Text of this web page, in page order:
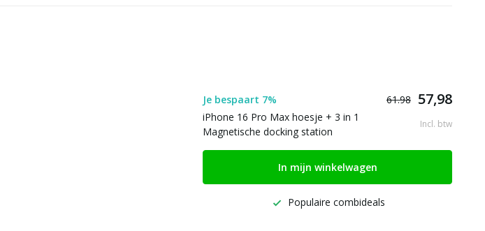
Je bespaart 7% 61.98 57,98
iPhone 16 Pro Max hoesje + 3 in 1
Magnetische docking station
Incl. btw
In mijn winkelwagen
Populaire combideals